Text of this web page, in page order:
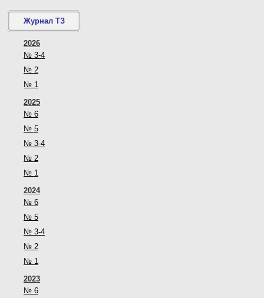
Журнал ТЗ
2026
№ 3-4
№ 2
№ 1
2025
№ 6
№ 5
№ 3-4
№ 2
№ 1
2024
№ 6
№ 5
№ 3-4
№ 2
№ 1
2023
№ 6